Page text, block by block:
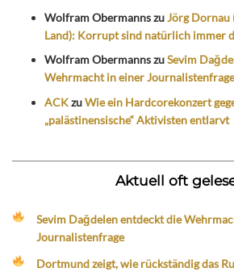
Wolfram ObermannszuJörg Dornau
Land): Korrupt sind natürlich immer
Wolfram ObermannszuSevim
Wehrmacht in einer Journalistenfrage
ACKzuWie ein Hardcorekonzert
„palästinensische“ Aktivisten entlarvt
Aktuell oft
Sevim Dağdelen entdeckt die
Journalistenfrage
Dortmund zeigt, wie rückständig das